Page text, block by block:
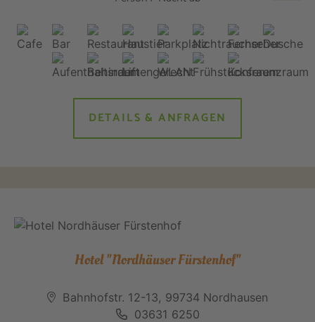
DETAILS & ANFRAGEN
Hotel "Nordhäuser Fürstenhof"
Bahnhofstr. 12-13, 99734 Nordhausen
03631 6250